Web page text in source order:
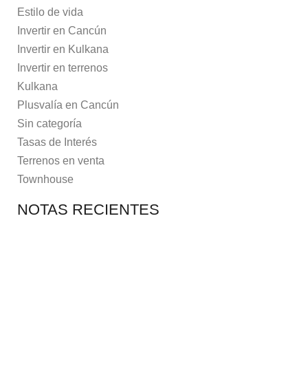
Estilo de vida
Invertir en Cancún
Invertir en Kulkana
Invertir en terrenos
Kulkana
Plusvalía en Cancún
Sin categoría
Tasas de Interés
Terrenos en venta
Townhouse
NOTAS RECIENTES